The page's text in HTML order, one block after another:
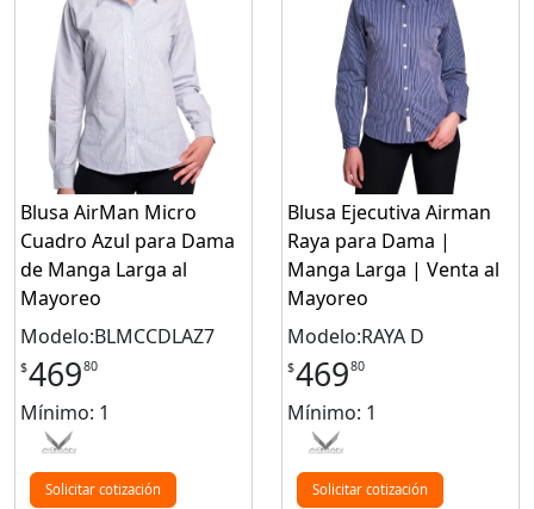
Blusa AirMan Micro
Cuadro Azul para Dama
de Manga Larga al
Mayoreo
Modelo:BLMCCDLAZ7
$46980
Mínimo: 1
Solicitar cotización
Blusa Ejecutiva Airman
Raya para Dama |
Manga Larga | Venta al
Mayoreo
Modelo:RAYA D
$46980
Mínimo: 1
Solicitar cotización